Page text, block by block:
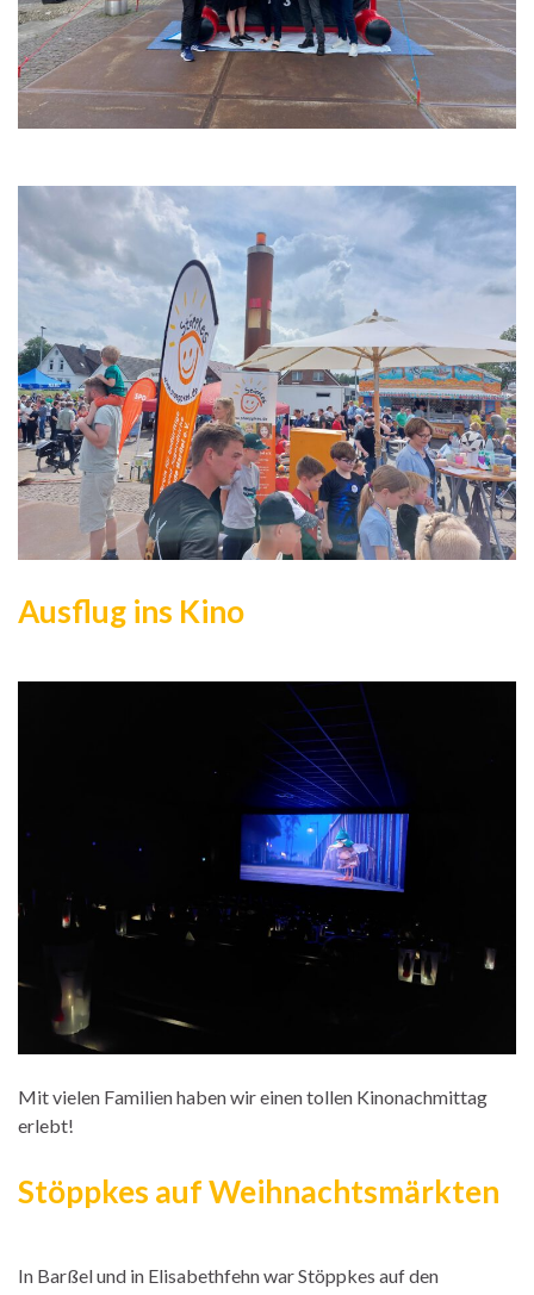
Ausflug ins Kino
Mit vielen Familien haben wir einen tollen Kinonachmittag
erlebt!
Stöppkes auf Weihnachtsmärkten
In Barßel und in Elisabethfehn war Stöppkes auf den